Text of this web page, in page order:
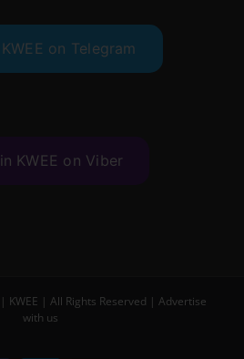
on Telegram
KWEE on Viber
KWEE | All Rights Reserved | Advertise
with us